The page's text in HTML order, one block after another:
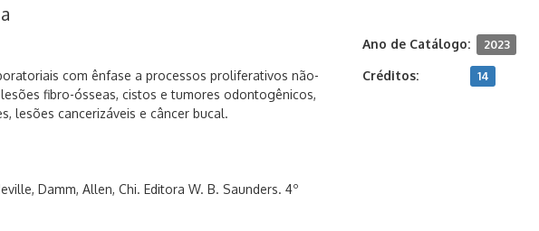
com ênfase a processos proliferativos não-
fibro-ósseas, cistos e tumores odontogênicos,
lesões cancerizáveis e câncer bucal.
Damm, Allen, Chi. Editora W. B. Saunders. 4º
Ano de Catálogo: 2023
Créditos: 14